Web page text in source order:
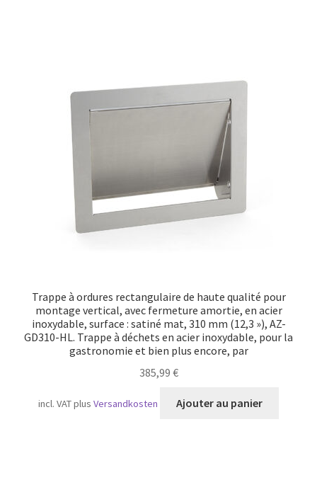
Trappe à ordures rectangulaire de haute qualité pour
montage vertical, avec fermeture amortie, en acier
inoxydable, surface : satiné mat, 310 mm (12,3 »), AZ-
GD310-HL. Trappe à déchets en acier inoxydable, pour la
gastronomie et bien plus encore, par
385,99 €
incl. VATplusVersandkosten Ajouter au panier